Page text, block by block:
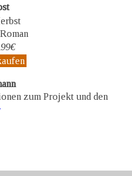
zum Projekt und den